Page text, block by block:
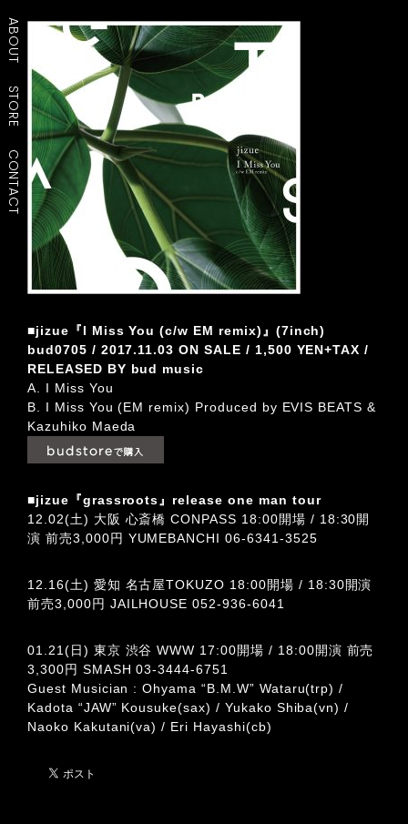
ABOUT
STORE
CONTACT
■jizue『I Miss You (c/w EM remix)』(7inch)
bud0705 / 2017.11.03 ON SALE / 1,500 YEN+TAX /
RELEASED BY bud music
A. I Miss You
B. I Miss You (EM remix) Produced by EVIS BEATS &
Kazuhiko Maeda
■jizue『grassroots』release one man tour
12.02(土) 大阪 心斎橋 CONPASS 18:00開場 / 18:30開
演 前売3,000円 YUMEBANCHI 06-6341-3525
12.16(土) 愛知 名古屋TOKUZO 18:00開場 / 18:30開演
前売3,000円 JAILHOUSE 052-936-6041
01.21(日) 東京 渋谷 WWW 17:00開場 / 18:00開演 前売
3,300円 SMASH 03-3444-6751
Guest Musician : Ohyama “B.M.W” Wataru(trp) /
Kadota “JAW” Kousuke(sax) / Yukako Shiba(vn) /
Naoko Kakutani(va) / Eri Hayashi(cb)